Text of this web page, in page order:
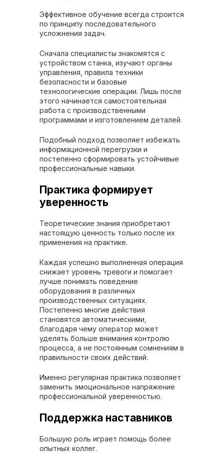
Эффективное обучение всегда строится
по принципу последовательного
усложнения задач.
Сначала специалисты знакомятся с
устройством станка, изучают органы
управления, правила техники
безопасности и базовые
технологические операции. Лишь после
этого начинается самостоятельная
работа с производственными
программами и изготовлением деталей.
Подобный подход позволяет избежать
информационной перегрузки и
постепенно сформировать устойчивые
профессиональные навыки.
Практика формирует
уверенность
Теоретические знания приобретают
настоящую ценность только после их
применения на практике.
Каждая успешно выполненная операция
снижает уровень тревоги и помогает
лучше понимать поведение
оборудования в различных
производственных ситуациях.
Постепенно многие действия
становятся автоматическими,
благодаря чему оператор может
уделять больше внимания контролю
процесса, а не постоянным сомнениям в
правильности своих действий.
Именно регулярная практика позволяет
заменить эмоциональное напряжение
профессиональной уверенностью.
Поддержка наставников
Большую роль играет помощь более
опытных коллег.